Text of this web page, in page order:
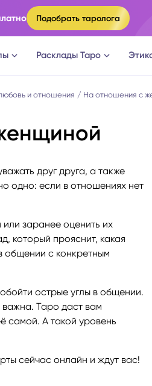
Подобрать таролога
Расклады Таро
Расклад Таро на судьбу
Расклад Таро на измену
Расклад Таро на женщину
Расклад Таро «Да-Нет»
Расклад Таро на ситуацию
и отношения На отношения с
друг друга, а также
одно: если в отношениях нет
заранее оценить их
который прояснит, какая
общении с конкретным
острые углы в общении.
важна. Таро даст вам
самой. А такой уровень
сейчас онлайн и ждут вас!